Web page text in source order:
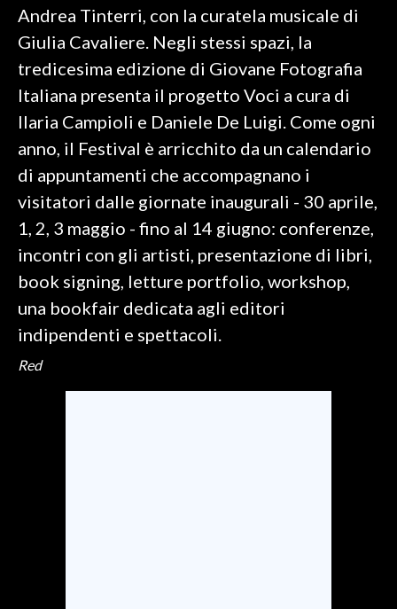
Andrea Tinterri, con la curatela musicale di
Giulia Cavaliere. Negli stessi spazi, la
tredicesima edizione di Giovane Fotografia
Italiana presenta il progetto Voci a cura di
Ilaria Campioli e Daniele De Luigi. Come ogni
anno, il Festival è arricchito da un calendario
di appuntamenti che accompagnano i
visitatori dalle giornate inaugurali - 30 aprile,
1, 2, 3 maggio - fino al 14 giugno: conferenze,
incontri con gli artisti, presentazione di libri,
book signing, letture portfolio, workshop,
una bookfair dedicata agli editori
indipendenti e spettacoli.
Red